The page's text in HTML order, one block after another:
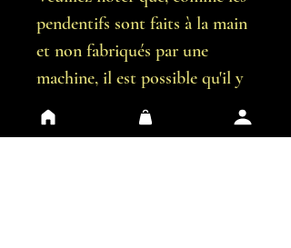
pendentifs sont faits à la main
et non fabriqués par une
machine, il est possible qu'il y
ait de légères imperfections.
Vous recevrez exactement le